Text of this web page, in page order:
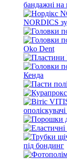
бандажні на
NORDICS
Oko Dent
Кенда
під бондинг